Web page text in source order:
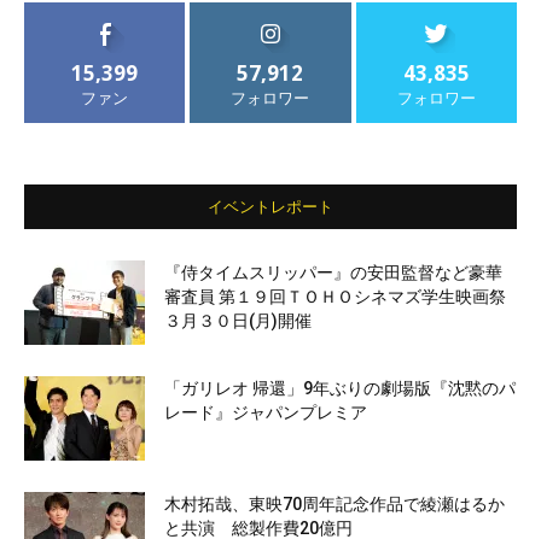
15,399
ファン
57,912
フォロワー
43,835
フォロワー
イベントレポート
『侍タイムスリッパー』の安田監督など豪華
審査員 第１９回ＴＯＨＯシネマズ学生映画祭
３月３０日(月)開催
「ガリレオ 帰還」9年ぶりの劇場版『沈黙のパ
レード』ジャパンプレミア
木村拓哉、東映70周年記念作品で綾瀬はるか
と共演 総製作費20億円